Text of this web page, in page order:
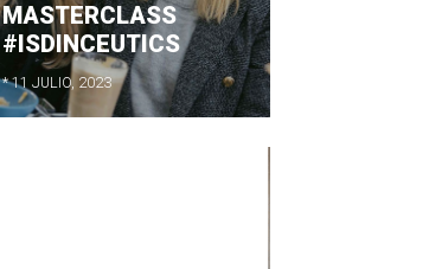
MASTERCLASS
#ISDINCEUTICS
* 11 JULIO, 2023